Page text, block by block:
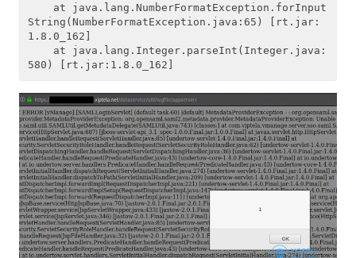
    at java.lang.NumberFormatException.forInput
String(NumberFormatException.java:65) [rt.jar:
1.8.0_162]
    at java.lang.Integer.parseInt(Integer.java: